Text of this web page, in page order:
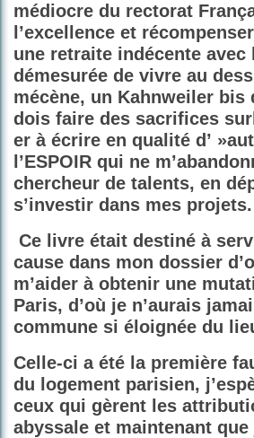
médiocre du rectorat
l’excellence et
une retraite indécente
démesurée de vivre au
mécène, un Kahnweiler
dois faire des sacrifices
er à écrire en qualité d’
l’ESPOIR qui ne
chercheur de talents, en
s’investir dans mes projets.
Ce livre était destiné à
cause dans mon dossier
m’aider à obtenir une
Paris, d’où je n’aurais
commune si éloignée du
Celle-ci a été la première
du logement parisien,
ceux qui gèrent les
abyssale et maintenant